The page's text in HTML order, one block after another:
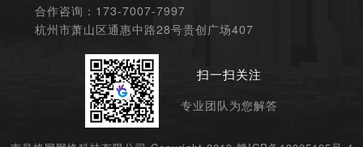
合作咨询：173-7007-7997
杭州市萧山区通惠中路28号贵创广场407
扫一扫关注
专业团队为您解答